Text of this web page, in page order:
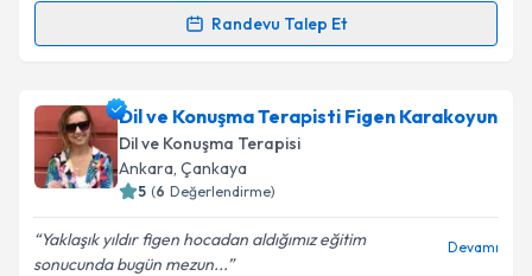
Randevu Talep Et
Randevu Takvimi Talebi
Dil ve Konuşma Terapisti Aysel Sinem Koçanoğlu
için randevu takvimi talebi oluşturun. Size bu
uzmandan randevu almanız için bir takvim
hazırlandığında e-posta ile bilgilendireceğiz.
E-posta Adresiniz
Dil ve Konuşma Terapisti Figen Karakoyun
Dil ve Konuşma Terapisi
Ankara, Çankaya
5 (6 Değerlendirme)
Yaklaşık yıldır figen hocadan aldığımız eğitim
sonucunda bugün mezun...
Devamı